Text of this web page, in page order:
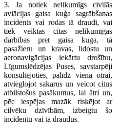
3. Ja notiek nelikumīgs civilās
aviācijas gaisa kuģa sagrābšanas
incidents vai rodas tā draudi, vai
tiek veiktas citas nelikumīgas
darbības pret gaisa kuģa, tā
pasažieru un kravas, lidostu un
aeronavigācijas iekārtu drošību,
Līgumslēdzējas Puses, savstarpēji
konsultējoties, palīdz viena otrai,
atvieglojot sakarus un veicot citus
atbilstošus pasākumus, lai ātri un,
pēc iespējas mazāk riskējot ar
cilvēku dzīvībām, izbeigtu šo
incidentu vai tā draudus.